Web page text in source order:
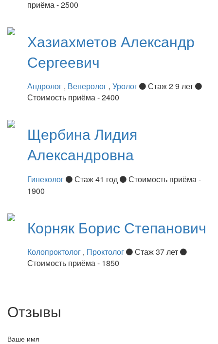
приёма - 2500
Хазиахметов Александр
Сергеевич
Андролог , Венеролог , Уролог
Стаж 2 9 лет
Стоимость приёма - 2400
ЩербинаЛидия
Александровна
Гинеколог Стаж 41 год
Стоимость приёма -
1900
Корняк Борис Степанович
Колопроктолог , Проктолог
Стаж 37 лет
Стоимость приёма - 1850
Отзывы
Ваше имя